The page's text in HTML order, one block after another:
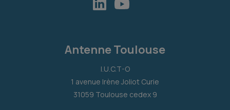
Antenne Toulouse
I.U.C.T-O
1 avenue Irène Joliot Curie
31059 Toulouse cedex 9